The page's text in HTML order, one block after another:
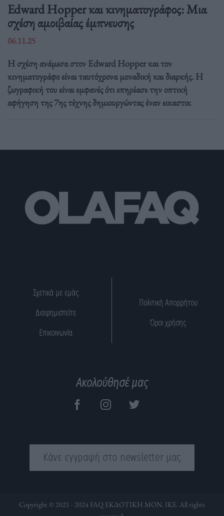
Edward Hopper και κινηματογράφος: Μια
σχέση αμοιβαίας έμπνευσης
06.11.25
Η σχέση ανάμεσα στον Edward Hopper και τον
κινηματογράφο είναι ταυτόχρονα μοναδική και διαρκής. Η
ζωγραφική του είναι εμφανές ότι επηρέασε την οπτική
αφήγηση της 7ης τέχνης δημιουργώντας έναν εικαστικ
Σχετικά με εμάς
Διαφημιστείτε
Επικοινωνία
Πολιτική Απορρήτου
Όροι χρήσης
Ακολούθησέ μας
Κάνε εγγραφή στο newsletter μας
Copyright © 2021 - 2024 FAQ ΕΚΔΟΤΙΚΗ ΜΟΝ. ΙΚΕ. All rights